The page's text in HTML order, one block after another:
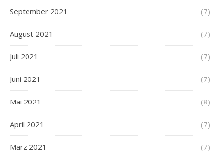
September 2021 (7)
August 2021 (7)
Juli 2021 (7)
Juni 2021 (7)
Mai 2021 (8)
April 2021 (7)
März 2021 (7)